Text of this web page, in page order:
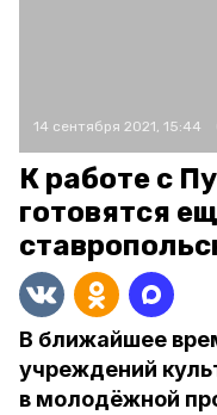
14 сентября 2021, 15:44
К работе с
готовятся
В ближайшее
учреждений
в молодёжной